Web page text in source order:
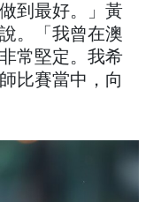
到最好。」黃
。「我曾在澳
常堅定。我希
比賽當中，向